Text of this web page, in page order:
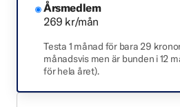
Årsmedlem
269 kr/mån
Testa 1 månad för bara 29
månadsvis men är bunden i 12
för hela året).